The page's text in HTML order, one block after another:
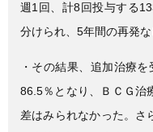
週1回、計8回投与する
分けられ、5年間の再発な
・その結果、追加治療
86.5％となり、ＢＣＧ治
差はみられなかった。さ